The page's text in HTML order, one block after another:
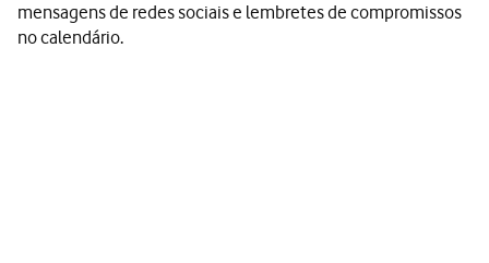
mensagens de redes sociais e lembretes de compromissos
no calendário.